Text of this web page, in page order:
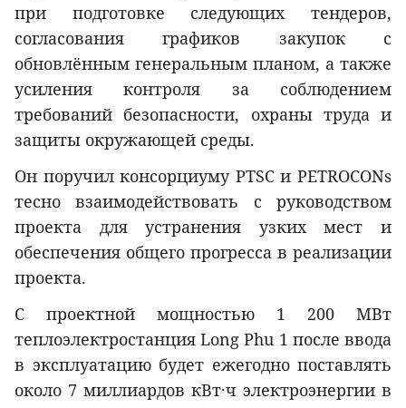
при подготовке следующих тендеров,
согласования графиков закупок с
обновлённым генеральным планом, а также
усиления контроля за соблюдением
требований безопасности, охраны труда и
защиты окружающей среды.
Он поручил консорциуму PTSC и PETROCONs
тесно взаимодействовать с руководством
проекта для устранения узких мест и
обеспечения общего прогресса в реализации
проекта.
С проектной мощностью 1 200 МВт
теплоэлектростанция Long Phu 1 после ввода
в эксплуатацию будет ежегодно поставлять
около 7 миллиардов кВт·ч электроэнергии в